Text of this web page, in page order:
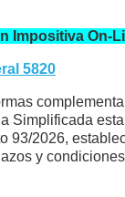
Impositiva On-
5820
Simplificada
93/2026,
y